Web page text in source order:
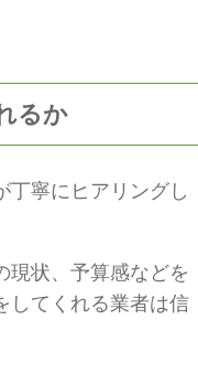
るか
丁寧にヒアリングし
現状、予算感などを
してくれる業者は信